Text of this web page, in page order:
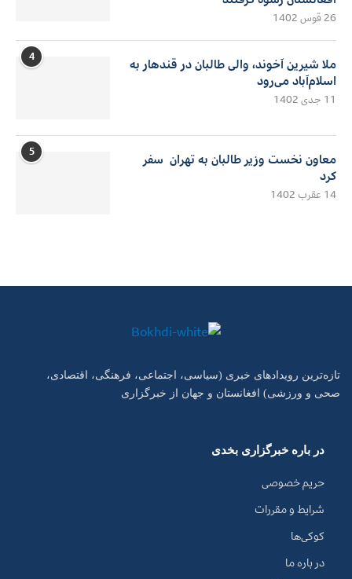
26 قوس 1402
4
ملا شیرین آخوند، والی طالبان در قندهار به
اسلام‌آباد می‌رود
11 جدی 1402
5
معاون نخست وزیر طالبان به تهران سفر
کرد
14 عقرب 1402
تازه‌ترین رویدادهای خبری (سیاسی، اجتماعی، فرهنگی، اقتصادی،
صحی و ورزشی) افغانستان و جهان از خبرگزاری
در باره خبرگزاری بخدی
حریم خصوصی
شرایط و مقررات
کوکی‌ها
در باره ما